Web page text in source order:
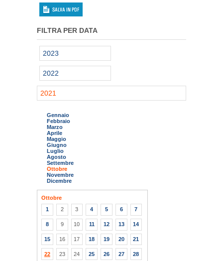
FILTRA PER DATA
2023
2022
2021
Gennaio
Febbraio
Marzo
Aprile
Maggio
Giugno
Luglio
Agosto
Settembre
Ottobre
Novembre
Dicembre
Ottobre
1
2 3 4 5 6 7
8 9 10 11 12 13 14
15 16 17 18 19 20 21
22 23 24 25 26 27 28